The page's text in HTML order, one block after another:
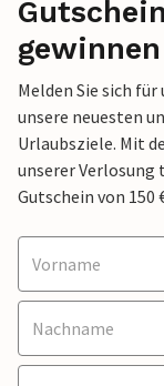
gewinnen
Melden Sie sich
unsere neuesten
Urlaubsziele. Mit
unserer Verlosung
Gutschein von 150